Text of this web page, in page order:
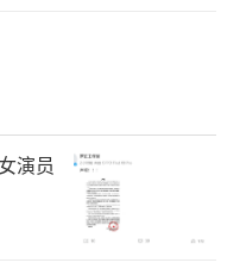
演员